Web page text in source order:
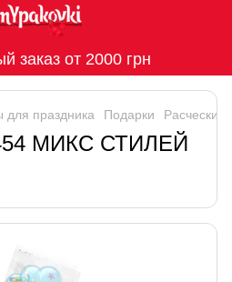
заказ от 2000 грн
для праздника Подарки Расчески
МИКС СТИЛЕЙ